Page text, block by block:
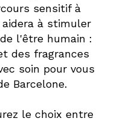
sensitif à
à stimuler
l'être humain :
des fragrances
soin pour vous
Barcelone.
le choix entre